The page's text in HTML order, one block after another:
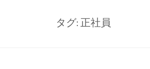
タグ: 正社員